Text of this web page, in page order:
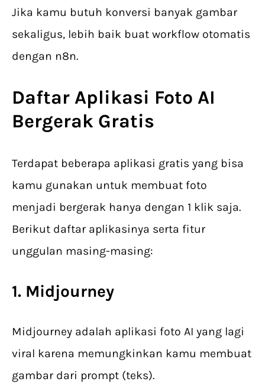
Jika kamu butuh konversi banyak gambar
sekaligus, lebih baik buat workflow otomatis
dengan n8n.
Daftar Aplikasi Foto AI
Bergerak Gratis
Terdapat beberapa aplikasi gratis yang bisa
kamu gunakan untuk membuat foto
menjadi bergerak hanya dengan 1 klik saja.
Berikut daftar aplikasinya serta fitur
unggulan masing-masing:
1. Midjourney
Midjourney adalah aplikasi foto AI yang lagi
viral karena memungkinkan kamu membuat
gambar dari prompt (teks).